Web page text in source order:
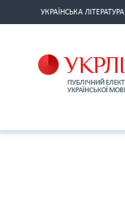
УКРАЇНСЬКА ЛІТЕРАТУРА